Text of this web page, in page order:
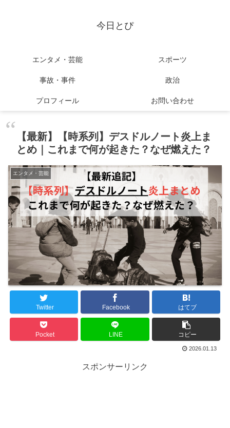
今日とぴ
エンタメ・芸能 スポーツ
事故・事件 政治
プロフィール お問い合わせ
【最新】【時系列】デスドルノート炎上ま
とめ｜これまで何が起きた？なぜ燃えた？
エンタメ・芸能
Twitter Facebook はてブ
Pocket LINE コピー
2026.01.13
スポンサーリンク